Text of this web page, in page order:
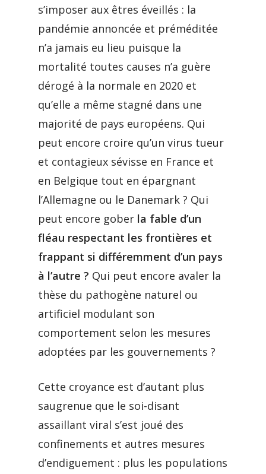
s’imposer aux êtres éveillés : la
pandémie annoncée et préméditée
n’a jamais eu lieu puisque la
mortalité toutes causes n’a guère
dérogé à la normale en 2020 et
qu’elle a même stagné dans une
majorité de pays européens. Qui
peut encore croire qu’un virus tueur
et contagieux sévisse en France et
en Belgique tout en épargnant
l’Allemagne ou le Danemark ? Qui
peut encore gober la fable d’un
fléau respectant les frontières et
frappant si différemment d’un pays
à l’autre ? Qui peut encore avaler la
thèse du pathogène naturel ou
artificiel modulant son
comportement selon les mesures
adoptées par les gouvernements ?
Cette croyance est d’autant plus
saugrenue que le soi-disant
assaillant viral s’est joué des
confinements et autres mesures
d’endiguement : plus les populations